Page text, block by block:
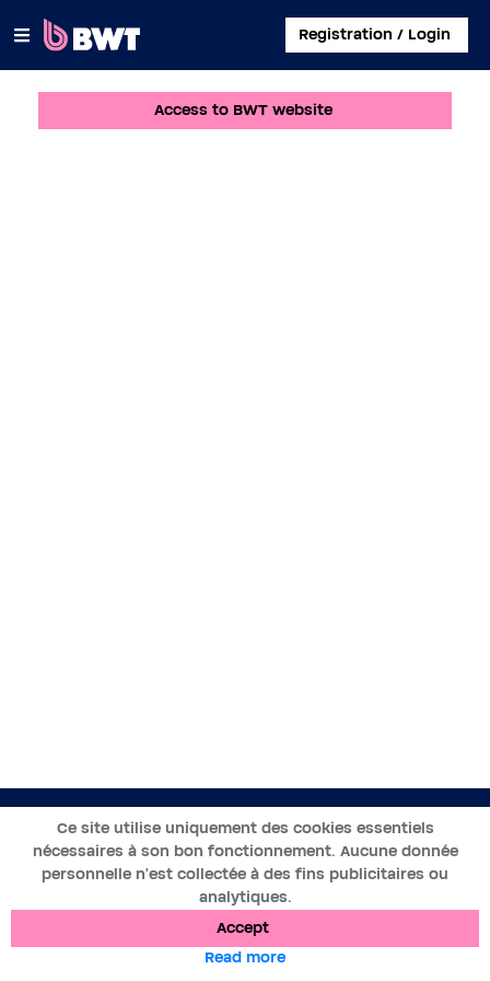
Registration / Login
×
Access to BWT website
EN
2019-2025 ©BWT by Wess Soft - All rights reserved
Data protectionCookiesLegal notices
Accept
Ce site utilise uniquement des cookies essentiels
nécessaires à son bon fonctionnement. Aucune donnée
personnelle n’est collectée à des fins publicitaires ou
analytiques.
Read more